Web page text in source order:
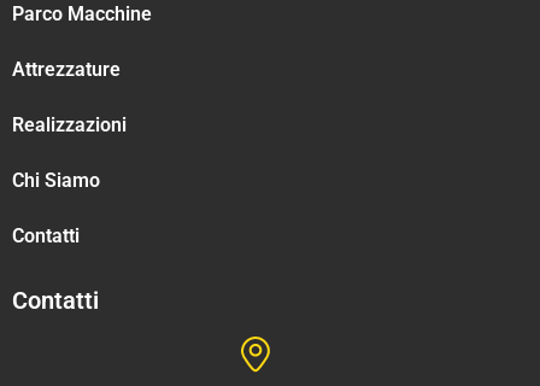
Parco Macchine
Attrezzature
Realizzazioni
Chi Siamo
Contatti
Contatti